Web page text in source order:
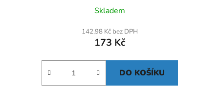
Skladem
142,98 Kč bez DPH
173 Kč
DO KOŠÍKU